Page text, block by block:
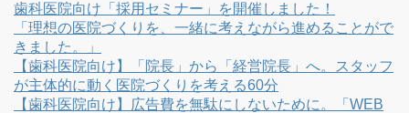
歯科医院向け「採用セミナー」を開催しました！
「理想の医院づくりを、一緒に考えながら進めることがで
きました。」
【歯科医院向け】「院長」から「経営院長」へ。スタッフ
が主体的に動く医院づくりを考える60分
【歯科医院向け】広告費を無駄にしないために。「WEB